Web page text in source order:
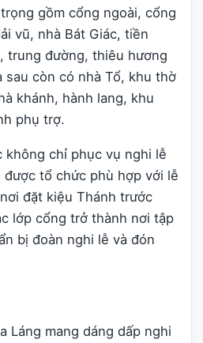
gồm cổng ngoài, cổng
vũ, nhà Bát Giác, tiền
trung đường, thiêu hương
sau còn có nhà Tổ, khu thờ
khánh, hành lang, khu
phụ trợ.
không chỉ phục vụ nghi lễ
tổ chức phù hợp với lễ
đặt kiệu Thánh trước
lớp cổng trở thành nơi tập
bị đoàn nghi lễ và đón
Láng mang dáng dấp nghi